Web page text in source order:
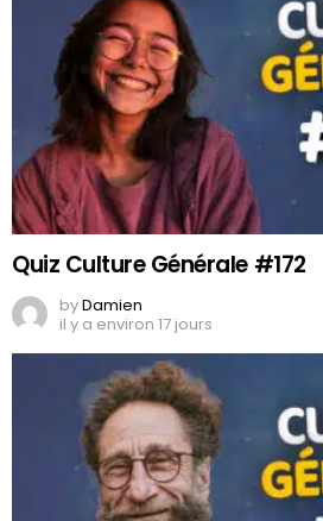
Quiz Culture Générale #172
byDamien
il y a environ 17 jours